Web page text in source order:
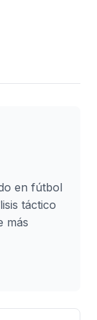
en fútbol
táctico
más